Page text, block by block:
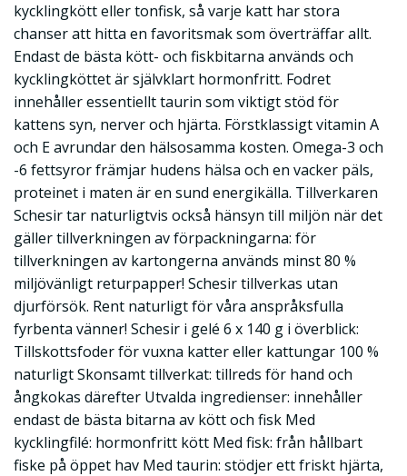
kycklingkött eller tonfisk, så varje katt har stora
chanser att hitta en favoritsmak som överträffar allt.
Endast de bästa kött- och fiskbitarna används och
kycklingköttet är självklart hormonfritt. Fodret
innehåller essentiellt taurin som viktigt stöd för
kattens syn, nerver och hjärta. Förstklassigt vitamin A
och E avrundar den hälsosamma kosten. Omega-3 och
-6 fettsyror främjar hudens hälsa och en vacker päls,
proteinet i maten är en sund energikälla. Tillverkaren
Schesir tar naturligtvis också hänsyn till miljön när det
gäller tillverkningen av förpackningarna: för
tillverkningen av kartongerna används minst 80 %
miljövänligt returpapper! Schesir tillverkas utan
djurförsök. Rent naturligt för våra anspråksfulla
fyrbenta vänner! Schesir i gelé 6 x 140 g i överblick:
Tillskottsfoder för vuxna katter eller kattungar 100 %
naturligt Skonsamt tillverkat: tillreds för hand och
ångkokas därefter Utvalda ingredienser: innehåller
endast de bästa bitarna av kött och fisk Med
kycklingfilé: hormonfritt kött Med fisk: från hållbart
fiske på öppet hav Med taurin: stödjer ett friskt hjärta,